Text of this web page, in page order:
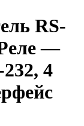
RS-
—
4